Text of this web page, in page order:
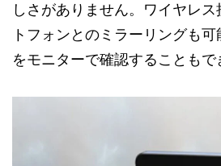
しさがありません。ワイヤレ
トフォンとのミラーリングも
をモニターで確認することもで